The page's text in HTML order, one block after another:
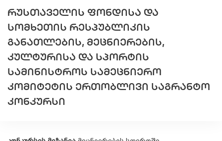
ᲠᲣᲡᲗᲐᲕᲔᲚᲘᲡ ᲤᲝᲜᲓᲘᲡᲐ ᲓᲐ
ᲡᲝᲛᲮᲔᲗᲘᲡ ᲠᲔᲡᲞᲣᲑᲚᲘᲙᲘᲡ
ᲒᲐᲜᲐᲗᲚᲔᲑᲘᲡ, ᲛᲔᲪᲜᲘᲔᲠᲔᲑᲘᲡ,
ᲙᲣᲚᲢᲣᲠᲘᲡᲐ ᲓᲐ ᲡᲞᲝᲠᲢᲘᲡ
ᲡᲐᲛᲘᲜᲘᲡᲢᲠᲝᲡ ᲡᲐᲛᲔᲪᲜᲘᲔᲠᲝ
ᲙᲝᲛᲘᲢᲔᲢᲘᲡ ᲔᲠᲗᲝᲑᲚᲘᲕᲘ ᲡᲐᲒᲠᲐᲜᲢᲝ
ᲙᲝᲜᲙᲣᲠᲡᲘ